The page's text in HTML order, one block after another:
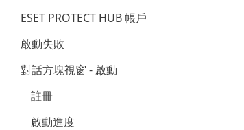
ESET PROTECT HUB 帳戶
啟動失敗
對話方塊視窗 - 啟動
註冊
啟動進度